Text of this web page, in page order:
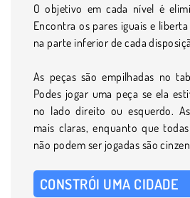
O objetivo em cada nível é
Encontra os pares iguais e
na parte inferior de cada
As peças são empilhadas no
Podes jogar uma peça se ela
no lado direito ou esquerdo.
mais claras, enquanto que
não podem ser jogadas são
CONSTRÓI UMA CIDADE